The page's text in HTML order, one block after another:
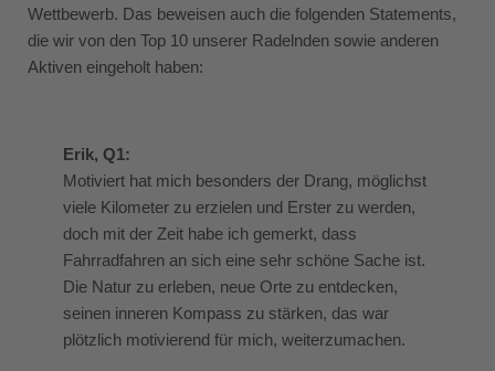
Wettbewerb. Das beweisen auch die folgenden Statements,
die wir von den Top 10 unserer Radelnden sowie anderen
Aktiven eingeholt haben:
Erik, Q1:
Motiviert hat mich besonders der Drang, möglichst
viele Kilometer zu erzielen und Erster zu werden,
doch mit der Zeit habe ich gemerkt, dass
Fahrradfahren an sich eine sehr schöne Sache ist.
Die Natur zu erleben, neue Orte zu entdecken,
seinen inneren Kompass zu stärken, das war
plötzlich motivierend für mich, weiterzumachen.